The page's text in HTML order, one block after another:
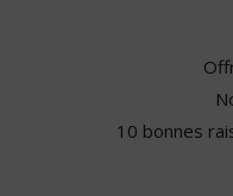
10 bonnes